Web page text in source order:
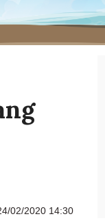
02/2020 14:30